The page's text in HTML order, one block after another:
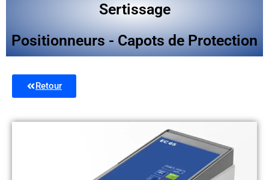
Sertissage
Positionneurs - Capots de Protection
Retour